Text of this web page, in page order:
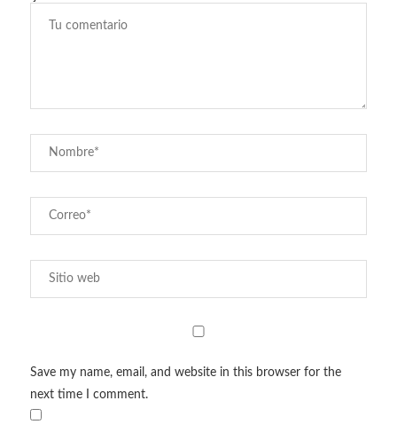
Save my name, email, and website in this browser for the
next time I comment.